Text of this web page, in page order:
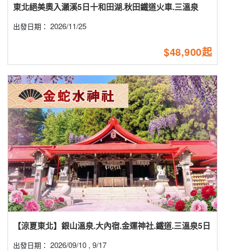
東北絕美奧入瀨溪5日十和田湖.秋田鐵道火車.三溫泉
出發日期： 2026/11/25
$48,900起
【涼夏東北】銀山溫泉.大內宿.金運神社.鐵道.三溫泉5日
出發日期： 2026/09/10 , 9/17